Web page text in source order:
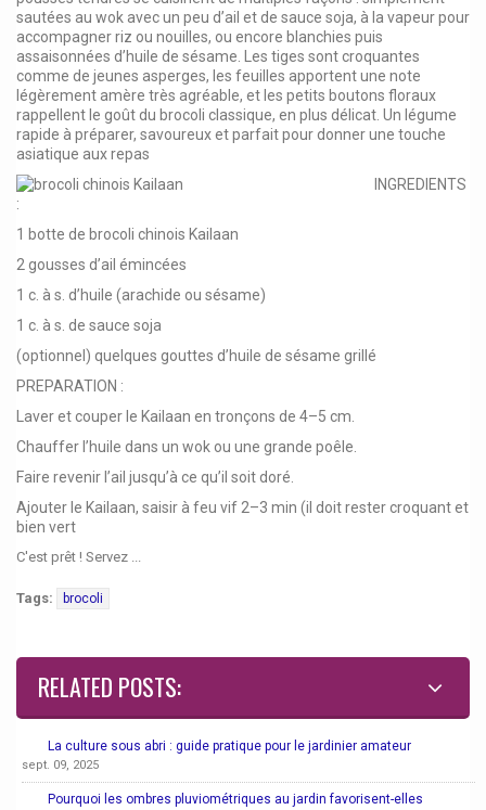
sautées au wok avec un peu d’ail et de sauce soja, à la vapeur pour
accompagner riz ou nouilles, ou encore blanchies puis
assaisonnées d’huile de sésame. Les tiges sont croquantes
comme de jeunes asperges, les feuilles apportent une note
légèrement amère très agréable, et les petits boutons floraux
rappellent le goût du brocoli classique, en plus délicat. Un légume
rapide à préparer, savoureux et parfait pour donner une touche
asiatique aux repas
Recette
du
Kailaansauté
à
l’ail
–
prêt
en
10
minutes
!
INGREDIENTS
:
1 botte de brocoli chinois Kailaan
2 gousses d’ail émincées
1 c. à s. d’huile (arachide ou sésame)
1 c. à s. de sauce soja
(optionnel) quelques gouttes d’huile de sésame grillé
PREPARATION :
Laver et couper le Kailaan en tronçons de 4–5 cm.
Chauffer l’huile dans un wok ou une grande poêle.
Faire revenir l’ail jusqu’à ce qu’il soit doré.
Ajouter le Kailaan, saisir à feu vif 2–3 min (il doit rester croquant et
bien vert
C'est prêt ! Servez ...
Tags: brocoli
RELATED POSTS:
La culture sous abri : guide pratique pour le jardinier amateur
sept. 09, 2025
Pourquoi les ombres pluviométriques au jardin favorisent-elles